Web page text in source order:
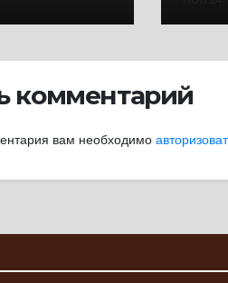
цикла)
комментарий
вам необходимо